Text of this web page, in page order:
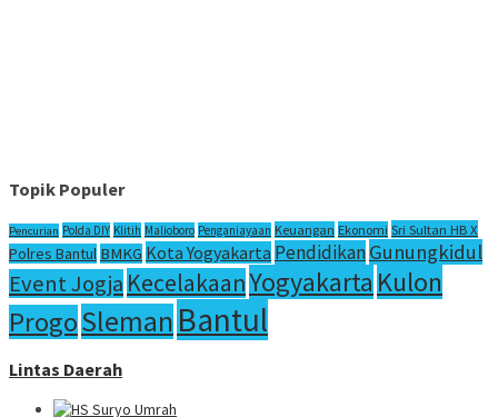
Topik Populer
Pencurian Polda DIY Klitih Malioboro Penganiayaan Keuangan Ekonomi Sri Sultan HB X
Polres Bantul BMKG Kota Yogyakarta PendidikanGunungkidul
Event Jogja KecelakaanYogyakarta Kulon
ProgoSleman Bantul
Lintas Daerah